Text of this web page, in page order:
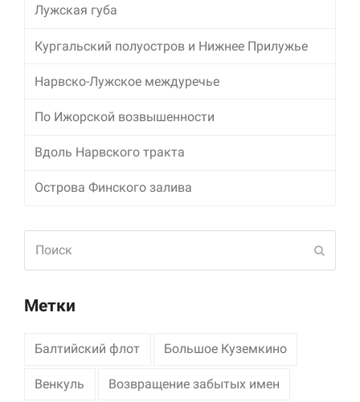
Лужская губа
Кургальский полуостров и Нижнее Прилужье
Нарвско-Лужское междуречье
По Ижорской возвышенности
Вдоль Нарвского тракта
Острова Финского залива
Метки
Балтийский флот Большое Куземкино
Венкуль Возвращение забытых имен
Маркетинг
интересами и
поведении во время